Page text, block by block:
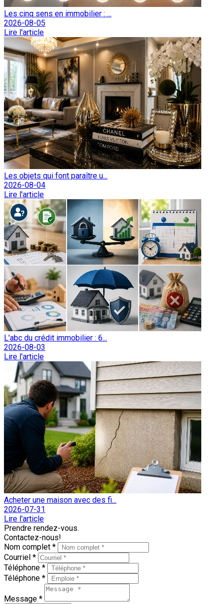
Les cinq sens en immobilier : ...
2026-08-05
Lire l'article
Les objets qui font paraître u...
2026-08-04
Lire l'article
L'abc du crédit immobilier : 6...
2026-08-03
Lire l'article
Acheter une maison avec des fi...
2026-07-31
Lire l'article
Prendre rendez-vous.
Contactez-nous!
Nom complet *
Courriel *
Téléphone *
Téléphone *
Message *